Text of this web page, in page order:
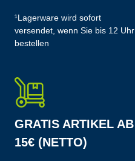
¹Lagerware wird sofort
versendet, wenn Sie bis 12 Uhr
bestellen
GRATIS ARTIKEL AB
15€ (NETTO)